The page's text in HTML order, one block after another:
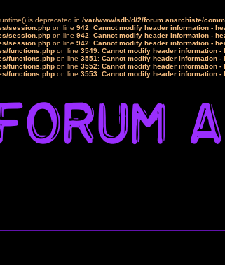
is deprecated in /var/www/sdb/d/2/forum.anarchiste/
session.php on line 942: Cannot modify header information -
session.php on line 942: Cannot modify header information -
session.php on line 942: Cannot modify header information -
functions.php on line 3549: Cannot modify header information
functions.php on line 3551: Cannot modify header information
functions.php on line 3552: Cannot modify header information
functions.php on line 3553: Cannot modify header information